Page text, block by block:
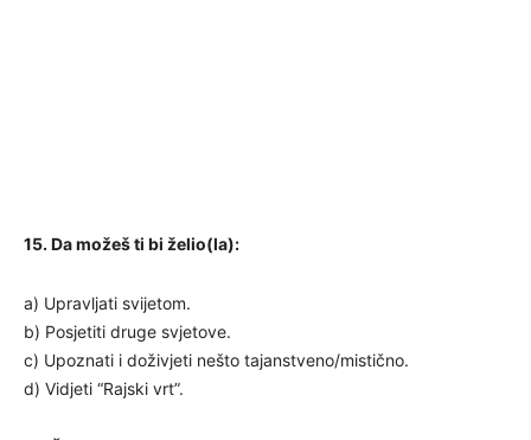
15. Da možeš ti bi želio(la):
a) Upravljati svijetom.
b) Posjetiti druge svjetove.
c) Upoznati i doživjeti nešto tajanstveno/mistično.
d) Vidjeti “Rajski vrt”.